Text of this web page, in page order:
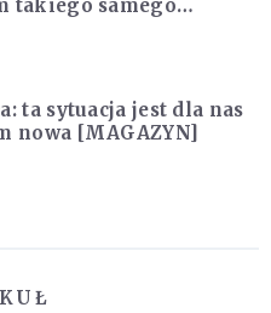
takiego samego
[WYWIAD]
ta sytuacja jest dla nas
nowa [MAGAZYN]